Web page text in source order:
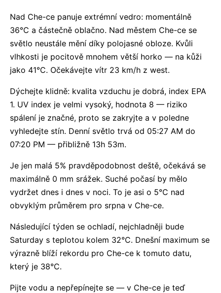
Nad Che-ce panuje extrémní vedro: momentálně
36°C a částečně oblačno. Nad městem Che-ce se
světlo neustále mění díky polojasné obloze. Kvůli
vlhkosti je pocitově mnohem větší horko — na kůži
jako 41°C. Očekávejte vítr 23 km/h z west.
Dýchejte klidně: kvalita vzduchu je dobrá, index EPA
1. UV index je velmi vysoký, hodnota 8 — riziko
spálení je značné, proto se zakryjte a v poledne
vyhledejte stín. Denní světlo trvá od 05:27 AM do
07:20 PM — přibližně 13h 53m.
Je jen malá 5% pravděpodobnost deště, očekává se
maximálně 0 mm srážek. Suché počasí by mělo
vydržet dnes i dnes v noci. To je asi o 5°C nad
obvyklým průměrem pro srpna v Che-ce.
Následující týden se ochladí, nejchladněji bude
Saturday s teplotou kolem 32°C. Dnešní maximum se
výrazně blíží rekordu pro Che-ce k tomuto datu,
který je 38°C.
Pijte vodu a nepřepínejte se — v Che-ce je teď